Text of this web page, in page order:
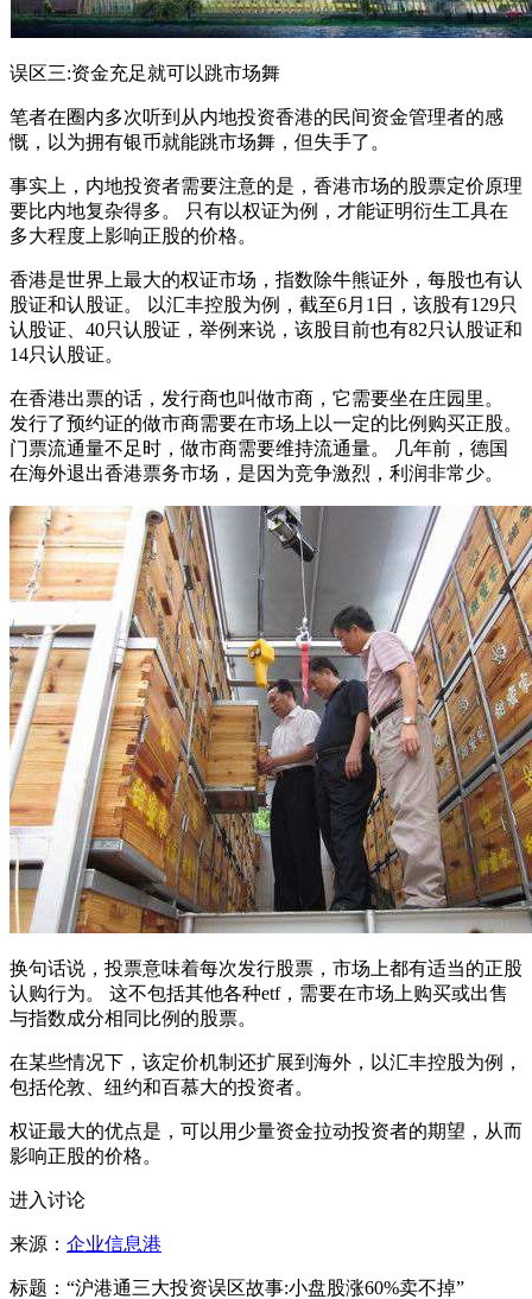
误区三:资金充足就可以跳市场舞
笔者在圈内多次听到从内地投资香港的民间资金管理者的感
慨，以为拥有银币就能跳市场舞，但失手了。
事实上，内地投资者需要注意的是，香港市场的股票定价原理
要比内地复杂得多。 只有以权证为例，才能证明衍生工具在
多大程度上影响正股的价格。
香港是世界上最大的权证市场，指数除牛熊证外，每股也有认
股证和认股证。 以汇丰控股为例，截至6月1日，该股有129只
认股证、40只认股证，举例来说，该股目前也有82只认股证和
14只认股证。
在香港出票的话，发行商也叫做市商，它需要坐在庄园里。
发行了预约证的做市商需要在市场上以一定的比例购买正股。
门票流通量不足时，做市商需要维持流通量。 几年前，德国
在海外退出香港票务市场，是因为竞争激烈，利润非常少。
换句话说，投票意味着每次发行股票，市场上都有适当的正股
认购行为。 这不包括其他各种etf，需要在市场上购买或出售
与指数成分相同比例的股票。
在某些情况下，该定价机制还扩展到海外，以汇丰控股为例，
包括伦敦、纽约和百慕大的投资者。
权证最大的优点是，可以用少量资金拉动投资者的期望，从而
影响正股的价格。
进入讨论
来源： 企业信息港
标题：“沪港通三大投资误区故事:小盘股涨60%卖不掉”